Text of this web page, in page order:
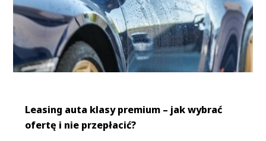
Leasing auta klasy premium – jak wybrać
ofertę i nie przepłacić?